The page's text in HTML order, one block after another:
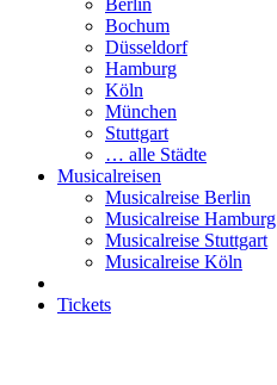
Berlin
Bochum
Düsseldorf
Hamburg
Köln
München
Stuttgart
… alle Städte
Musicalreisen
Musicalreise Berlin
Musicalreise Hamburg
Musicalreise Stuttgart
Musicalreise Köln
Tickets